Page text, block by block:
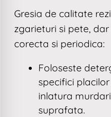
Gresia de calitate
zgarieturi si pete,
corecta si periodica:
Foloseste
specifici
inlatura
suprafata.